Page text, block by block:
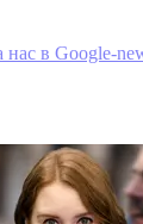
в Google-